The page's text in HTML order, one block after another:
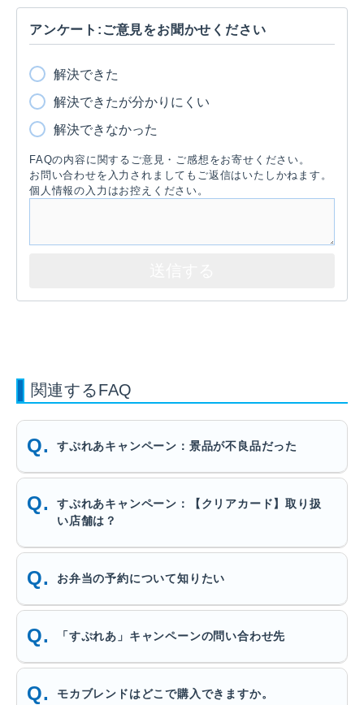
アンケート:ご意見をお聞かせください
解決できた
解決できたが分かりにくい
解決できなかった
FAQの内容に関するご意見・ご感想をお寄せください。
お問い合わせを入力されましてもご返信はいたしかねます。
個人情報の入力はお控えください。
関連するFAQ
すぷれあキャンペーン：景品が不良品だった
すぷれあキャンペーン：【クリアカード】取り扱
い店舗は？
お弁当の予約について知りたい
「すぷれあ」キャンペーンの問い合わせ先
モカブレンドはどこで購入できますか。